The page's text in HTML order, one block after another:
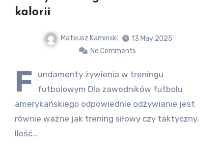
kalorii
Mateusz Kaminski
13 May 2025
No Comments
F
undamenty żywienia w treningu
futbolowym Dla zawodników futbolu
amerykańskiego odpowiednie odżywianie jest
równie ważne jak trening siłowy czy taktyczny.
Ilość…